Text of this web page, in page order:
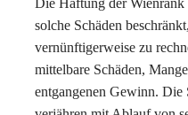
Die Haftung der
solche Schäden
vernünftigerweise zu
mittelbare Schäden,
entgangenen Gewinn. Die